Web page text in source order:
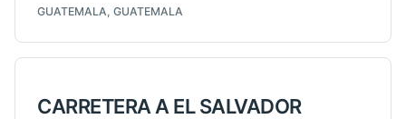
GUATEMALA, GUATEMALA
CARRETERA A EL SALVADOR